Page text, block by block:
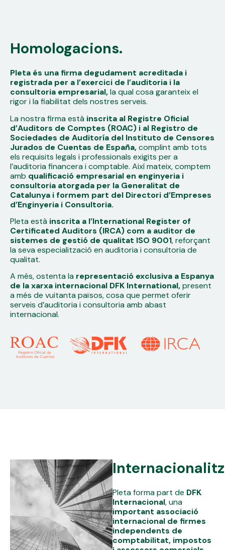
Homologacions.
Pleta és una firma degudament acreditada i
registrada per a l’exercici de l’auditoria i la
consultoria empresarial,la qual cosa garanteix el
rigor i la fiabilitat dels nostres serveis.
La nostra firma està inscrita al Registre Oficial
d’Auditors de Comptes (ROAC) i al Registro de
Sociedades de Auditoría del Instituto de Censores
Jurados de Cuentas de España,complint amb tots
els requisits legals i professionals exigits per a
l’auditoria financera i comptable. Així mateix, comptem
amb qualificació empresarial en enginyeria i
consultoria atorgada per la Generalitat de
Catalunya i formem part del Directori d’Empreses
d’Enginyeria i Consultoria.
Pleta està inscrita a l’International Register of
Certificated Auditors (IRCA) com a auditor de
sistemes de gestió de qualitat ISO 9001, reforçant
la seva especialització en auditoria i consultoria de
qualitat.
A més, ostenta la representació exclusiva a Espanya
de la xarxa internacional DFK International,present
a més de vuitanta països, cosa que permet oferir
serveis d’auditoria i consultoria amb abast
internacional.
Pleta forma part de DFK
Internacional, una
important associació
internacional de firmes
independents de
comptabilitat, impostos